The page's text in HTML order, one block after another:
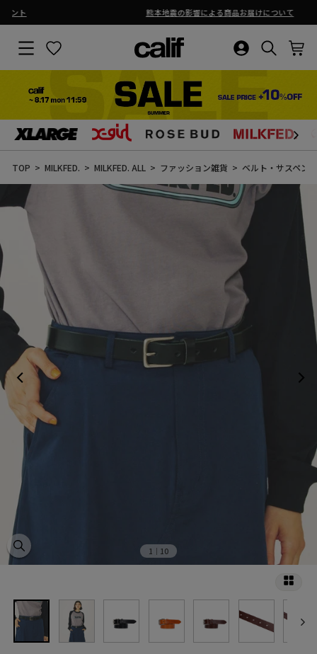
テ
に
キ
す
ス
ラ
イ
ョ
ー
を
止
め
熊本地震の影響による商品お届けについて
サイトナビゲーション
お気に入り ログイン・新
検索結果
TOP MILKFED. MILKFED. ALL ファッション雑貨 ベルト・サスペン
1 ｜10